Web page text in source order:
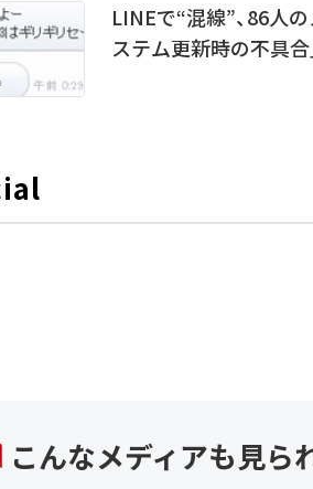
LINEで“混線”、86人
ステム更新時の不具合
こんなメディアも見ら